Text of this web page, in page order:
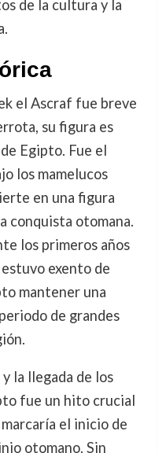
de la cultura y la
el Ascraf fue breve
su figura es
Egipto. Fue el
los mamelucos
en una figura
conquista otomana.
los primeros años
exento de
mantener una
de grandes
la llegada de los
fue un hito crucial
el inicio de
otomano. Sin